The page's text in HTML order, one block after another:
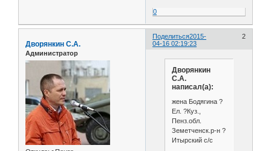
0
Поделиться 2
2015-
04-16 02:19:23
Дворянкин С.А.
Администратор
Дворянкин
С.А.
написал(а):
жена Бодягина ?
Ел. ?Куз.,
Пенз.обл.
Земетченск.р-н ?
Итырский с/с